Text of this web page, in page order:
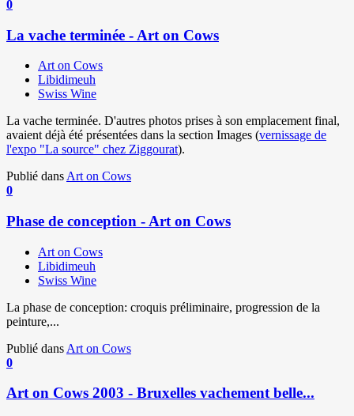
0
La vache terminée - Art on Cows
Art on Cows
Libidimeuh
Swiss Wine
La vache terminée. D'autres photos prises à son emplacement final,
avaient déjà été présentées dans la section Images (vernissage de
l'expo "La source" chez Ziggourat).
Publié dans Art on Cows
0
Phase de conception - Art on Cows
Art on Cows
Libidimeuh
Swiss Wine
La phase de conception: croquis préliminaire, progression de la
peinture,...
Publié dans Art on Cows
0
Art on Cows 2003 - Bruxelles vachement belle...